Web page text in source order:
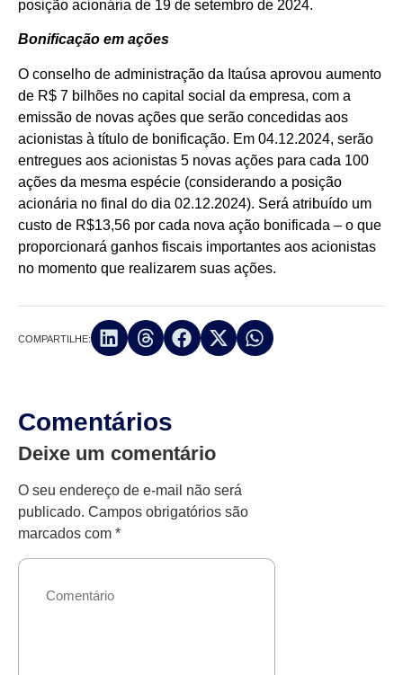
posição acionária de 19 de setembro de 2024.
Bonificação em ações
O conselho de administração da Itaúsa aprovou aumento
de R$ 7 bilhões no capital social da empresa, com a
emissão de novas ações que serão concedidas aos
acionistas à título de bonificação. Em 04.12.2024, serão
entregues aos acionistas 5 novas ações para cada 100
ações da mesma espécie (considerando a posição
acionária no final do dia 02.12.2024). Será atribuído um
custo de R$13,56 por cada nova ação bonificada – o que
proporcionará ganhos fiscais importantes aos acionistas
no momento que realizarem suas ações.
COMPARTILHE:
Comentários
Deixe um comentário
O seu endereço de e-mail não será
publicado. Campos obrigatórios são
marcados com *